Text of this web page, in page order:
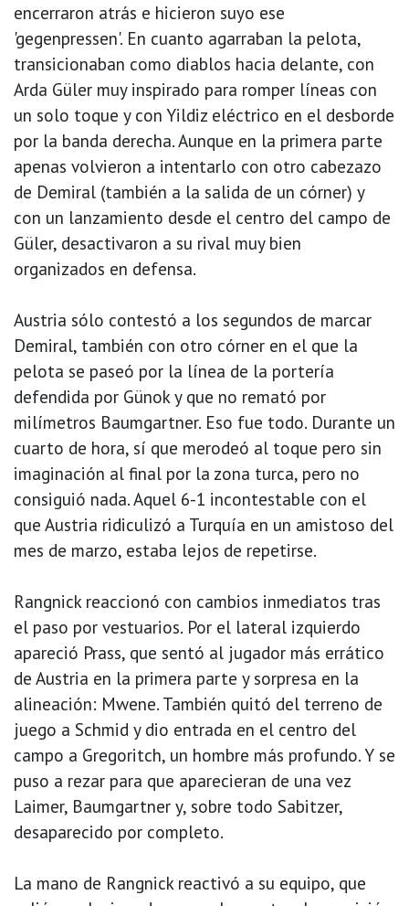
encerraron atrás e hicieron suyo ese
'gegenpressen'. En cuanto agarraban la pelota,
transicionaban como diablos hacia delante, con
Arda Güler muy inspirado para romper líneas con
un solo toque y con Yildiz eléctrico en el desborde
por la banda derecha. Aunque en la primera parte
apenas volvieron a intentarlo con otro cabezazo
de Demiral (también a la salida de un córner) y
con un lanzamiento desde el centro del campo de
Güler, desactivaron a su rival muy bien
organizados en defensa.
Austria sólo contestó a los segundos de marcar
Demiral, también con otro córner en el que la
pelota se paseó por la línea de la portería
defendida por Günok y que no remató por
milímetros Baumgartner. Eso fue todo. Durante un
cuarto de hora, sí que merodeó al toque pero sin
imaginación al final por la zona turca, pero no
consiguió nada. Aquel 6-1 incontestable con el
que Austria ridiculizó a Turquía en un amistoso del
mes de marzo, estaba lejos de repetirse.
Rangnick reaccionó con cambios inmediatos tras
el paso por vestuarios. Por el lateral izquierdo
apareció Prass, que sentó al jugador más errático
de Austria en la primera parte y sorpresa en la
alineación: Mwene. También quitó del terreno de
juego a Schmid y dio entrada en el centro del
campo a Gregoritch, un hombre más profundo. Y se
puso a rezar para que aparecieran de una vez
Laimer, Baumgartner y, sobre todo Sabitzer,
desaparecido por completo.
La mano de Rangnick reactivó a su equipo, que